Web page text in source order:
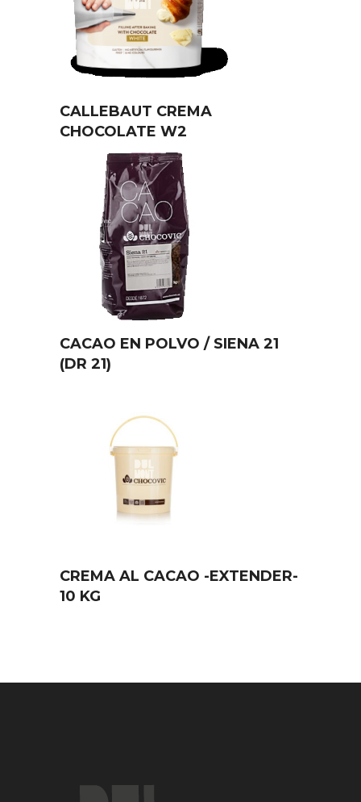
CALLEBAUT CREMA
CHOCOLATE W2
CACAO EN POLVO / SIENA 21
(DR 21)
CREMA AL CACAO -EXTENDER-
10 KG